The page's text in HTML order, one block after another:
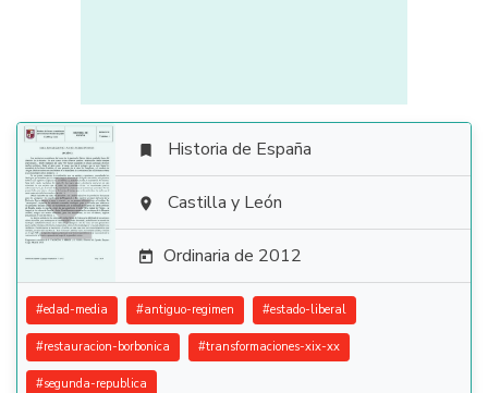

 Historia de España
 Castilla y León
 Ordinaria de 2012
#edad-media #antiguo-regimen #estado-liberal
#restauracion-borbonica #transformaciones-xix-xx
#segunda-republica